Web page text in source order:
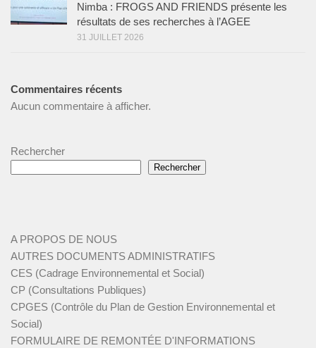
Nimba : FROGS AND FRIENDS présente les
résultats de ses recherches à l’AGEE
31 JUILLET 2026
Commentaires récents
Aucun commentaire à afficher.
Rechercher
Rechercher
A PROPOS DE NOUS
AUTRES DOCUMENTS ADMINISTRATIFS
CES (Cadrage Environnemental et Social)
CP (Consultations Publiques)
CPGES (Contrôle du Plan de Gestion Environnemental et
Social)
FORMULAIRE DE REMONTÉE D'INFORMATIONS